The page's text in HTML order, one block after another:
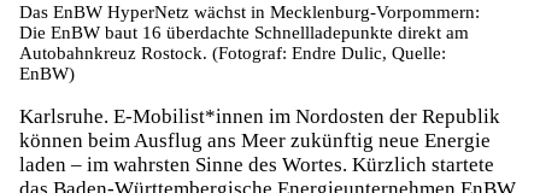
Das EnBW HyperNetz wächst in Mecklenburg-Vorpommern:
Die EnBW baut 16 überdachte Schnellladepunkte direkt am
Autobahnkreuz Rostock. (Fotograf: Endre Dulic, Quelle:
EnBW)
Karlsruhe. E-Mobilist*innen im Nordosten der Republik
können beim Ausflug ans Meer zukünftig neue Energie
laden – im wahrsten Sinne des Wortes. Kürzlich startete
das Baden-Württembergische Energieunternehmen EnBW